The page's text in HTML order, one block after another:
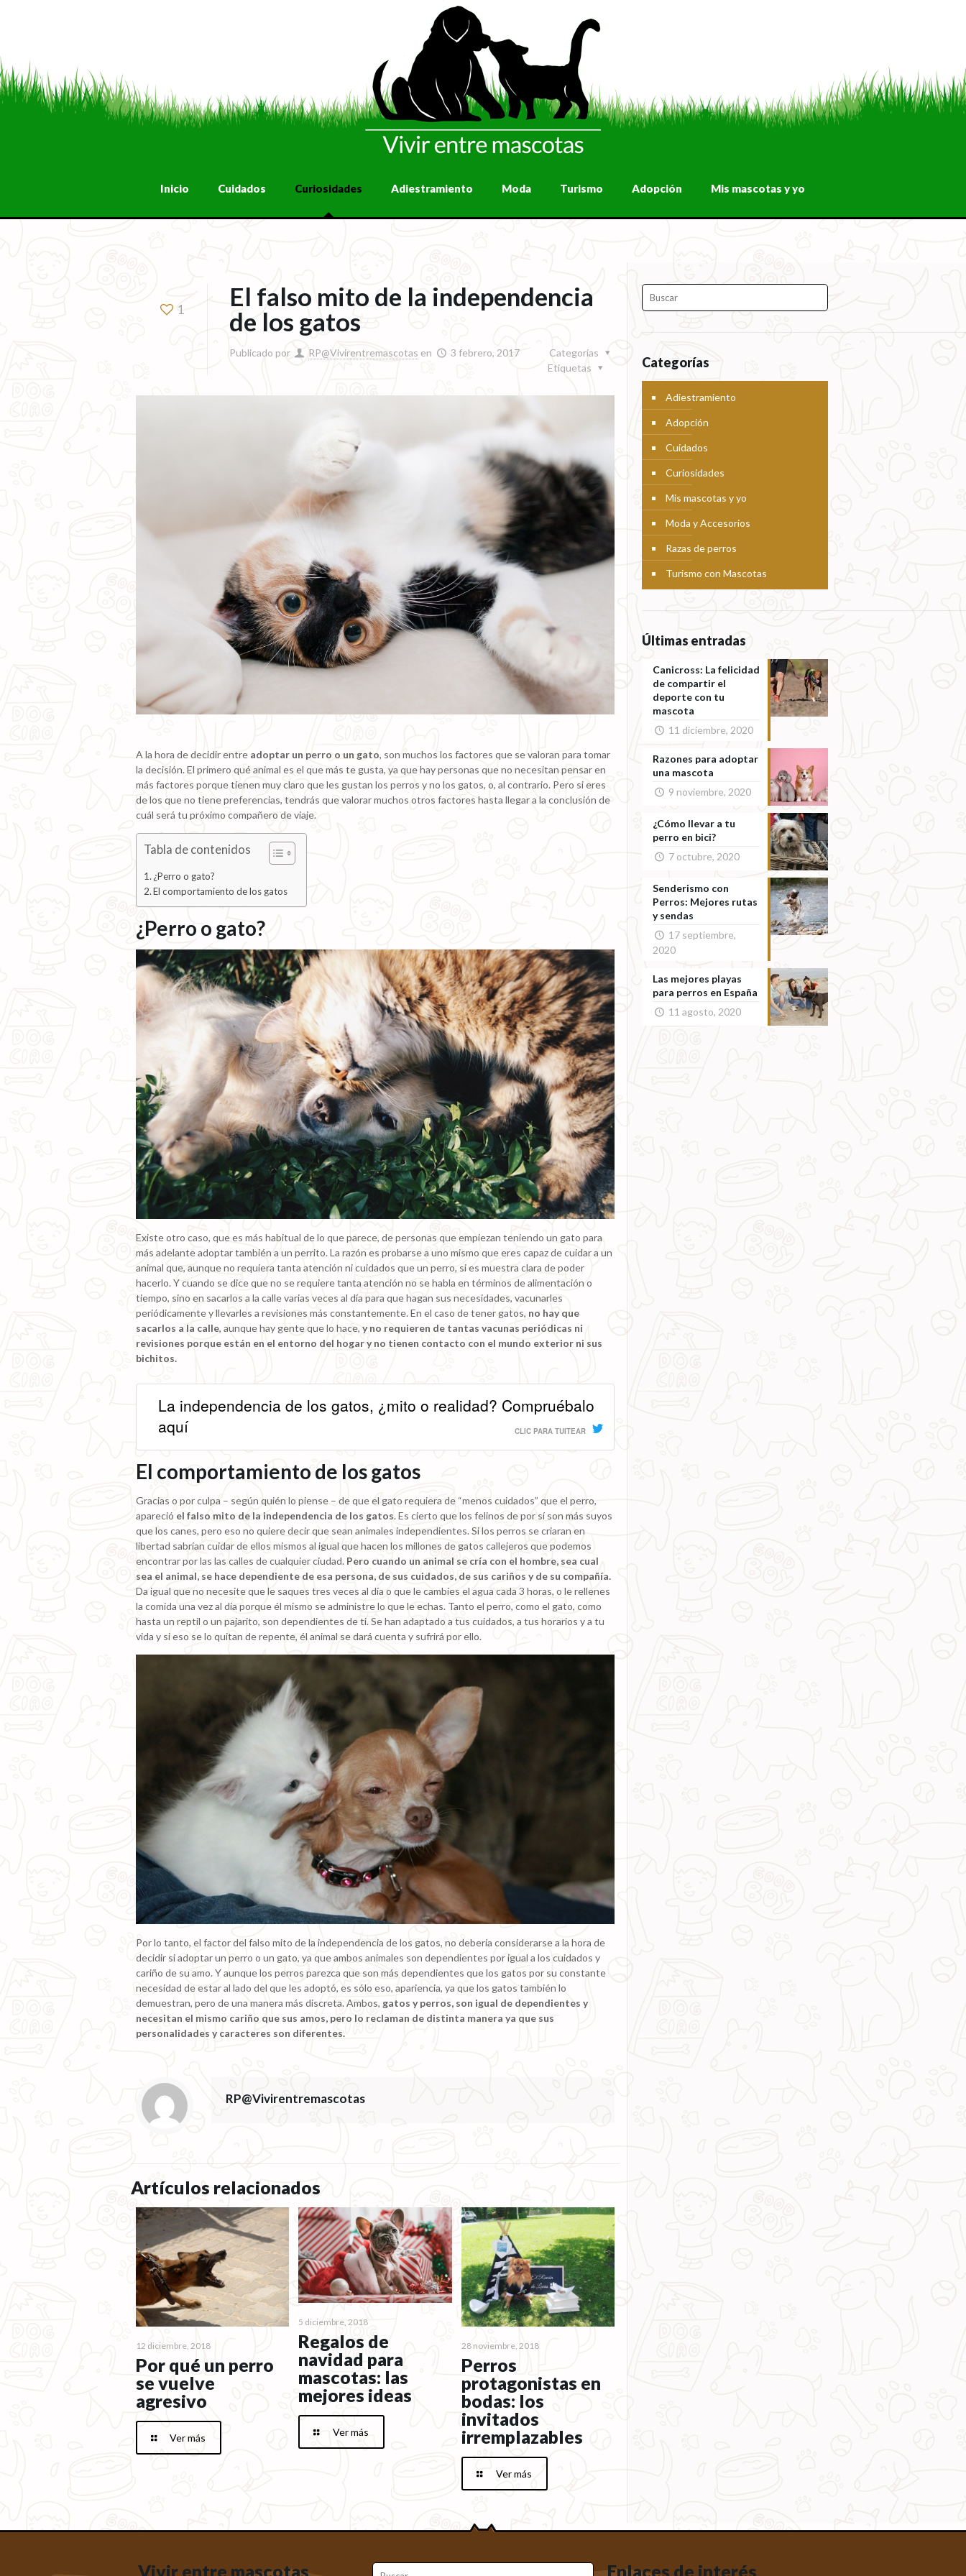
Inicio Cuidados Curiosidades Adiestramiento Moda Turismo Adopción Mis mascotas y yo
1
El falso mito de la independencia
de los gatos
Publicado por RP@Vivirentremascotas en 3 febrero, 2017
Categorías
Etiquetas
A la hora de decidir entre adoptar un perro o un gato, son muchos los factores que se valoran para tomar
la decisión. El primero qué animal es el que más te gusta, ya que hay personas que no necesitan pensar en
más factores porque tienen muy claro que les gustan los perros y no los gatos, o, al contrario. Pero si eres
de los que no tiene preferencias, tendrás que valorar muchos otros factores hasta llegar a la conclusión de
cuál será tu próximo compañero de viaje.
Tabla de contenidos
¿Perro o gato?
El comportamiento de los gatos
¿Perro o gato?
Existe otro caso, que es más habitual de lo que parece, de personas que empiezan teniendo un gato para
más adelante adoptar también a un perrito. La razón es probarse a uno mismo que eres capaz de cuidar a un
animal que, aunque no requiera tanta atención ni cuidados que un perro, si es muestra clara de poder
hacerlo. Y cuando se dice que no se requiere tanta atención no se habla en términos de alimentación o
tiempo, sino en sacarlos a la calle varias veces al día para que hagan sus necesidades, vacunarles
periódicamente y llevarles a revisiones más constantemente. En el caso de tener gatos, no hay que
sacarlos a la calle, aunque hay gente que lo hace, y no requieren de tantas vacunas periódicas ni
revisiones porque están en el entorno del hogar y no tienen contacto con el mundo exterior ni sus
bichitos.
La independencia de los gatos, ¿mito o realidad? Compruébalo
aquí
CLIC PARA TUITEAR
El comportamiento de los gatos
Gracias o por culpa – según quién lo piense – de que el gato requiera de “menos cuidados” que el perro,
apareció el falso mito de la independencia de los gatos. Es cierto que los felinos de por sí son más suyos
que los canes, pero eso no quiere decir que sean animales independientes. Si los perros se criaran en
libertad sabrían cuidar de ellos mismos al igual que hacen los millones de gatos callejeros que podemos
encontrar por las las calles de cualquier ciudad. Pero cuando un animal se cría con el hombre, sea cual
sea el animal, se hace dependiente de esa persona, de sus cuidados, de sus cariños y de su compañía.
Da igual que no necesite que le saques tres veces al día o que le cambies el agua cada 3 horas, o le rellenes
la comida una vez al día porque él mismo se administre lo que le echas. Tanto el perro, como el gato, como
hasta un reptil o un pajarito, son dependientes de ti. Se han adaptado a tus cuidados, a tus horarios y a tu
vida y si eso se lo quitan de repente, él animal se dará cuenta y sufrirá por ello.
Por lo tanto, el factor del falso mito de la independencia de los gatos, no debería considerarse a la hora de
decidir si adoptar un perro o un gato, ya que ambos animales son dependientes por igual a los cuidados y
cariño de su amo. Y aunque los perros parezca que son más dependientes que los gatos por su constante
necesidad de estar al lado del que les adoptó, es sólo eso, apariencia, ya que los gatos también lo
demuestran, pero de una manera más discreta. Ambos, gatos y perros, son igual de dependientes y
necesitan el mismo cariño que sus amos, pero lo reclaman de distinta manera ya que sus
personalidades y caracteres son diferentes.
RP@Vivirentremascotas
Artículos relacionados
12 diciembre, 2018
Por qué un perro
se vuelve
agresivo
Ver más
5 diciembre, 2018
Regalos de
navidad para
mascotas: las
mejores ideas
Ver más
28 noviembre, 2018
Perros
protagonistas en
bodas: los
invitados
irremplazables
Ver más
Categorías
Adiestramiento
Adopción
Cuidados
Curiosidades
Mis mascotas y yo
Moda y Accesorios
Razas de perros
Turismo con Mascotas
Últimas entradas
Canicross: La felicidad
de compartir el
deporte con tu
mascota
11 diciembre, 2020
Razones para adoptar
una mascota
9 noviembre, 2020
¿Cómo llevar a tu
perro en bici?
7 octubre, 2020
Senderismo con
Perros: Mejores rutas
y sendas
17 septiembre,
2020
Las mejores playas
para perros en España
11 agosto, 2020
Vivir entre mascotas Enlaces de interés